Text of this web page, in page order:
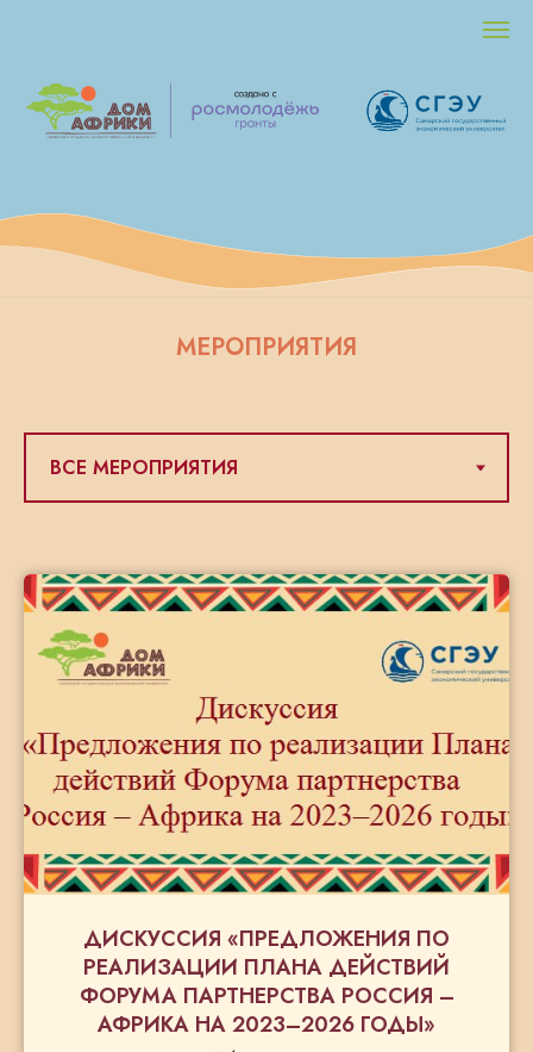
МЕРОПРИЯТИЯ
ДИСКУССИЯ «ПРЕДЛОЖЕНИЯ ПО
РЕАЛИЗАЦИИ ПЛАНА ДЕЙСТВИЙ
ФОРУМА ПАРТНЕРСТВА РОССИЯ –
АФРИКА НА 2023–2026 ГОДЫ»